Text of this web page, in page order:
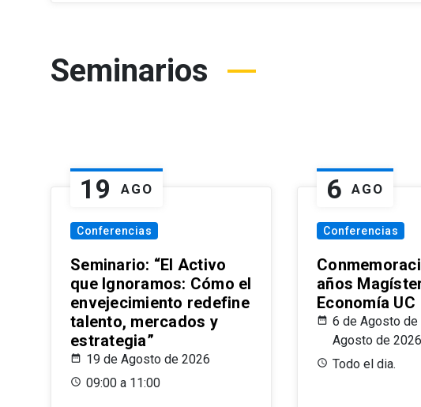
Seminarios
19 AGO
Conferencias
Seminario: “El Activo
que Ignoramos: Cómo el
envejecimiento redefine
talento, mercados y
estrategia”
19 de Agosto de 2026
09:00 a 11:00
6 AGO
Conferencias
años
Economía UC
6 de Agosto de
Agosto de 2026
Todo el dia.